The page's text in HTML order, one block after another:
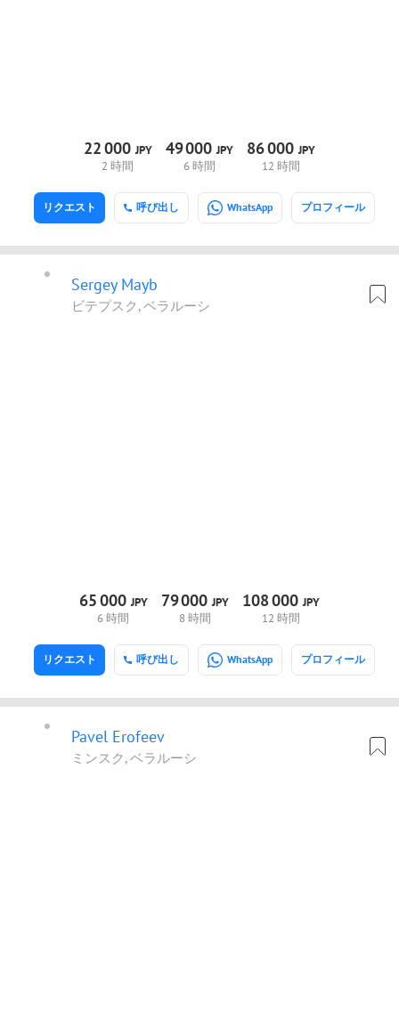
22000JPY
2 時間
49000JPY
6 時間
86000JPY
12 時間
呼び出し WhatsApp プロフィール
リクエスト
Sergey Mayb
ビテプスク, ベラルーシ
65000JPY
6 時間
79000JPY
8 時間
108000JPY
12 時間
呼び出し WhatsApp プロフィール
リクエスト
Pavel Erofeev
ミンスク, ベラルーシ